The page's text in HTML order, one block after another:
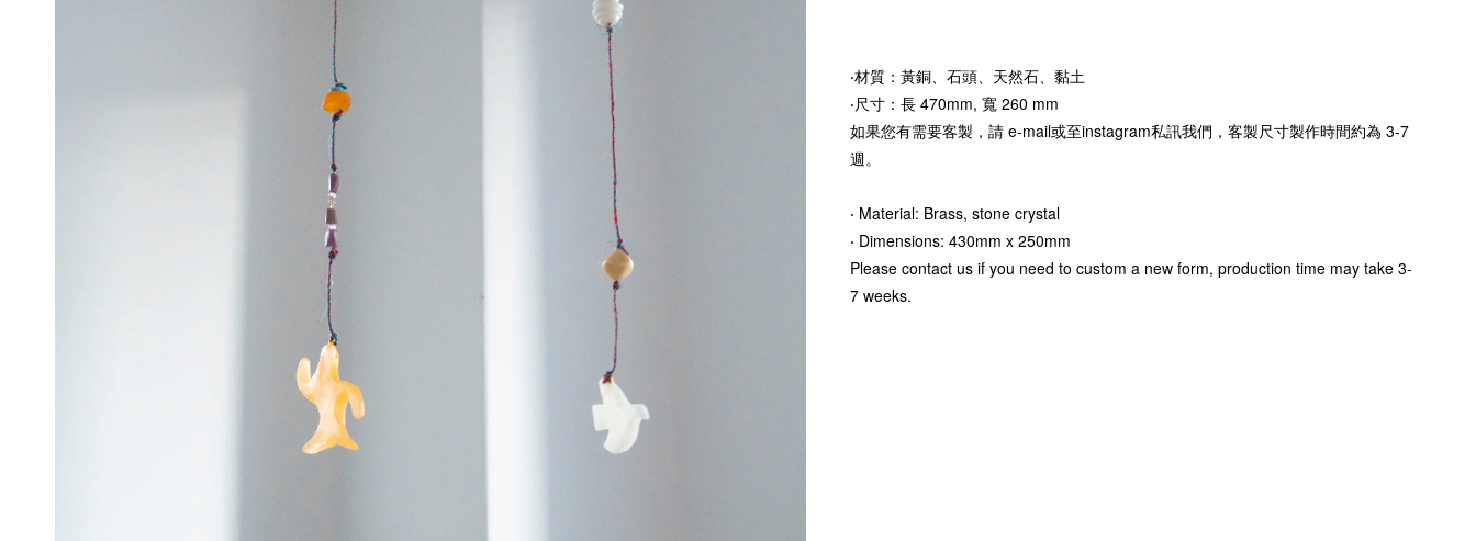
‧材質：黃銅、石頭、天然石、黏土
‧尺寸：長 470mm, 寬 260 mm
如果您有需要客製，請 e-mail或至instagram私訊我們，客製尺寸製作時間約為 3-7
週。
‧ Material: Brass, stone crystal
‧ Dimensions: 430mm x 250mm
Please contact us if you need to custom a new form, production time may take 3-
7 weeks.